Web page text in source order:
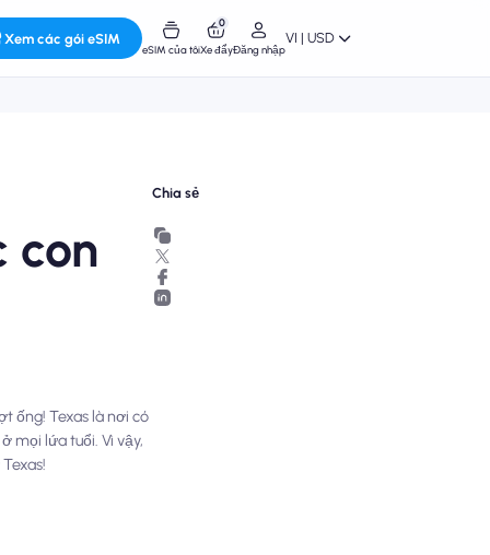
Xem các gói eSIM
eSIM của tôi
0
Xe đẩyĐăng nhập
VI | USD
con
ống! Texas là nơi có
mọi lứa tuổi. Vì vậy,
Chia sẻ